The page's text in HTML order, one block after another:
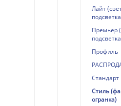
Лайт
Премьер
Профиль
Стандарт
Стиль
огранка)